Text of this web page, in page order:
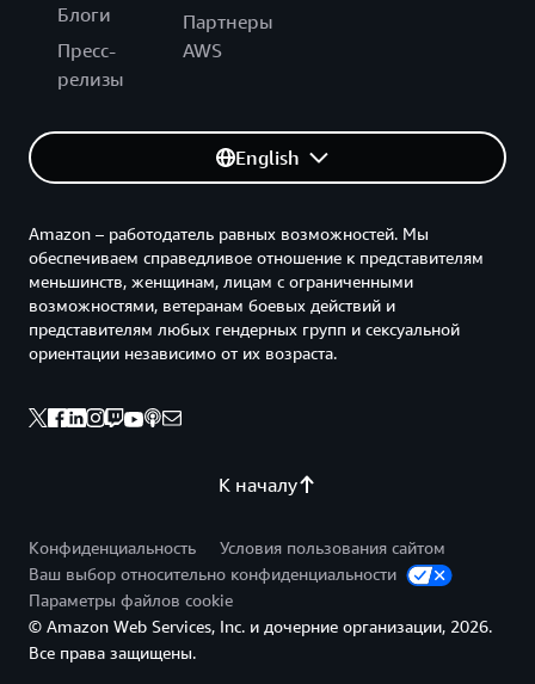
Блоги
Пресс-
релизы
Партнеры
AWS
English
К началу
Amazon – работодатель равных возможностей. Мы
обеспечиваем справедливое отношение к представителям
меньшинств, женщинам, лицам с ограниченными
возможностями, ветеранам боевых действий и
представителям любых гендерных групп и сексуальной
ориентации независимо от их возраста.
Конфиденциальность
Условия пользования сайтом
Ваш выбор относительно конфиденциальности
Параметры файлов cookie
© Amazon Web Services, Inc. и дочерние организации, 2026.
Все права защищены.